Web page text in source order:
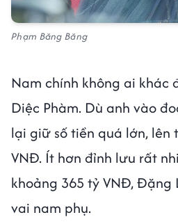
Phạm Băng Băng
Nam chính không ai khác
Diệc Phàm. Dù anh vào
lại giữ số tiền quá lớn, lên
VNĐ. Ít hơn đỉnh lưu rất
khoảng 365 tỷ VNĐ, Đặng
vai nam phụ.